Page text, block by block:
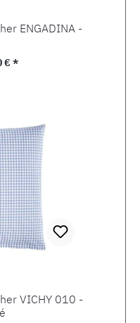
ENGADINA -
€ *
VICHY 010 -